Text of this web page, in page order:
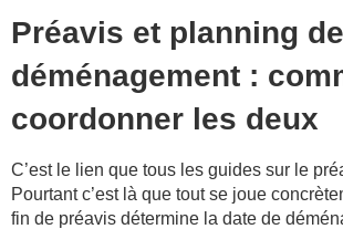
Préavis et planning de
déménagement :
coordonner les deux
C’est le lien que tous les guides sur le
Pourtant c’est là que tout se joue
fin de préavis détermine la date de